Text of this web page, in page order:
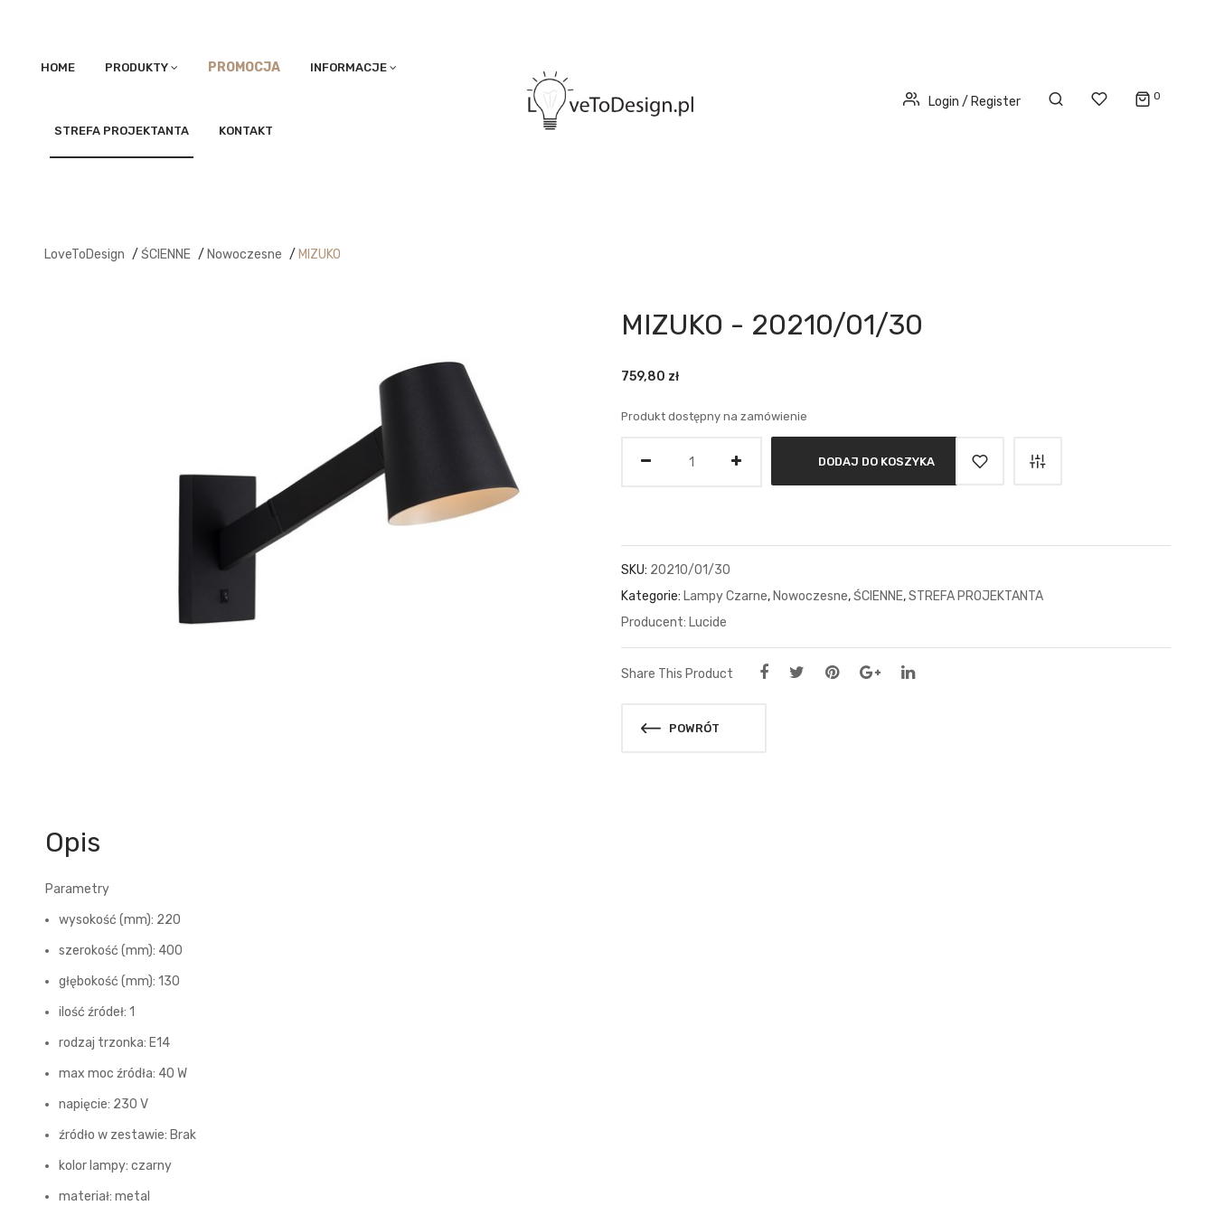
HOME PRODUKTY PROMOCJA INFORMACJE
STREFA PROJEKTANTA KONTAKT
Login / Register 0
LoveToDesign / ŚCIENNE / Nowoczesne / MIZUKO
MIZUKO - 20210/01/30
759,80 zł
Produkt dostępny na zamówienie
DODAJ DO KOSZYKA
SKU: 20210/01/30
Kategorie: Lampy Czarne, Nowoczesne,ŚCIENNE,STREFA PROJEKTANTA
Lucide
Share This Product
POWRÓT
Opis
Parametry
wysokość (mm): 220
szerokość (mm): 400
głębokość (mm): 130
ilość źródeł: 1
rodzaj trzonka: E14
max moc źródła: 40 W
napięcie: 230 V
źródło w zestawie: Brak
kolor lampy: czarny
materiał: metal